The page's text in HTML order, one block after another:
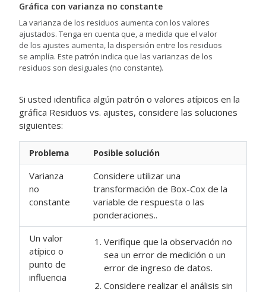
Gráfica con varianza no constante
La varianza de los residuos aumenta con los valores
ajustados. Tenga en cuenta que, a medida que el valor
de los ajustes aumenta, la dispersión entre los residuos
se amplía. Este patrón indica que las varianzas de los
residuos son desiguales (no constante).
Si usted identifica algún patrón o valores atípicos en la
gráfica Residuos vs. ajustes, considere las soluciones
siguientes:
Problema Posible solución
Varianza
no
constante
Considere utilizar una
transformación de Box-Cox de la
variable de respuesta o las
ponderaciones..
Un valor
atípico o
punto de
influencia
Verifique que la observación no
sea un error de medición o un
error de ingreso de datos.
Considere realizar el análisis sin